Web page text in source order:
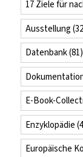
17 Ziele für
Ausstellung
Datenbank(81)
E-Book-
Enzyklopädie
Europäische